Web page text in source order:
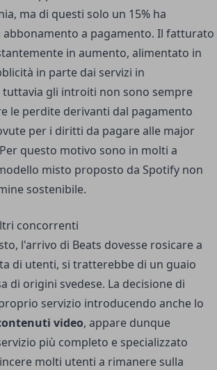
ma di questi solo un 15% ha
a pagamento. Il fatturato
in aumento, alimentato in
in parte dai servizi in
gli introiti non sono sempre
le perdite derivanti dal pagamento
per i diritti da pagare alle major
questo motivo sono in molti a
misto proposto da Spotify non
sostenibile.
concorrenti
l'arrivo di Beats dovesse rosicare a
di utenti, si tratterebbe di un guaio
di origini svedese. La decisione di
servizio introducendo anche lo
video, appare dunque
più completo e specializzato
molti utenti a rimanere sulla